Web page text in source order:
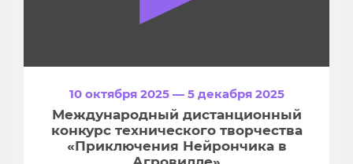
10 октября 2025 — 5 декабря 2025
Международный дистанционный
конкурс технического творчества
«Приключения Нейрончика в